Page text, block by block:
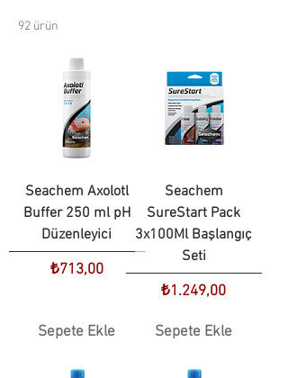
92 ürün
Seachem Axolotl
Buffer 250 ml pH
Düzenleyici
Fiyat
₺713,00
Sepete Ekle
Seachem
SureStart Pack
3x100Ml Başlangıç
Seti
Fiyat
₺1.249,00
Sepete Ekle